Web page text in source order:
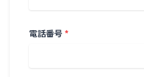
電話番号 *